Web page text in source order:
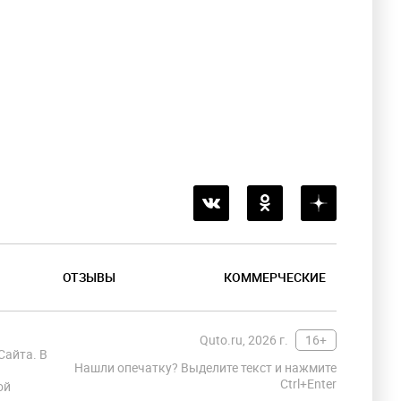
ОТЗЫВЫ КОММЕРЧЕСКИЕ
Quto.ru, 2026 г.
16+
Нашли опечатку? Выделите текст и нажмите
Ctrl+Enter
В